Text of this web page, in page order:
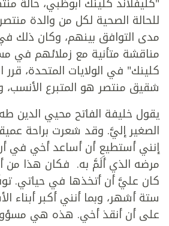
للحالة الصحية لكل من والدة
مدى التوافق بينهم، وكان ذلك
مناقشة متأنية مع زملائهم في
كلينك" في الولايات المتحدة، قرر
شقيق منتصر هو المتبرع الأنسب،
يقول خليفة الفاتح محيي الدين
الصغير إليَّ. وقد شعرت براحة
إنني أستطيع أن أساعد أخي في
مرضه الذي أَلَمَّ به. فكان هذا من
كان عليَّ أن أتخذها في حياتي.
ستة أشهر، وبما أنني أكبر أبناء
على أن أنقذ أخي. هذه هي